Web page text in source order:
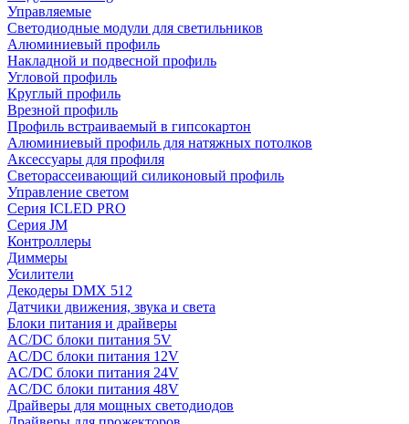
Управляемые
Светодиодные модули для светильников
Алюминиевый профиль
Накладной и подвесной профиль
Угловой профиль
Круглый профиль
Врезной профиль
Профиль встраиваемый в гипсокартон
Алюминиевый профиль для натяжных потолков
Аксессуары для профиля
Светорассеивающий силиконовый профиль
Управление светом
Серия ICLED PRO
Серия JM
Контроллеры
Диммеры
Усилители
Декодеры DMX 512
Датчики движения, звука и света
Блоки питания и драйверы
AC/DC блоки питания 5V
AC/DC блоки питания 12V
AC/DC блоки питания 24V
AC/DC блоки питания 48V
Драйверы для мощных светодиодов